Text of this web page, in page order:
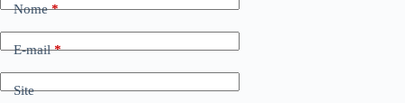
Nome*
E-mail*
Site